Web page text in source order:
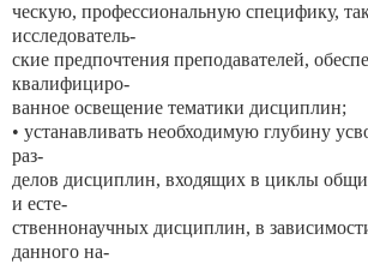
ческую, профессиональную специфику,
исследователь-
ские предпочтения преподавателей,
квалифициро-
ванное освещение тематики дисциплин;
• устанавливать необходимую глубину
раз-
делов дисциплин, входящих в циклы
и есте-
ственнонаучных дисциплин, в
данного на-